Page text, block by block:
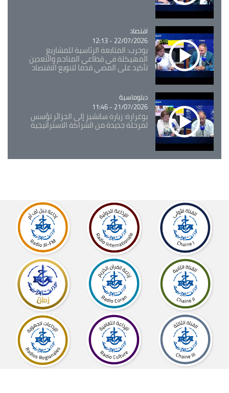
Catégorie
اقتصاد
22/07/2026 - 12:13
بوحرب: المتابعة الرئاسية للمشاريع
المهيكلة في قطاعي المناجم والتعدين
تأكيد على المضي قدما لتنويع الاقتصاد
Catégorie
دبلوماسية
21/07/2026 - 11:46
بوغرارة: زيارة سانشيز إلى الجزائر تؤسس
لمرحلة جديدة من الشراكة الاستراتيجية